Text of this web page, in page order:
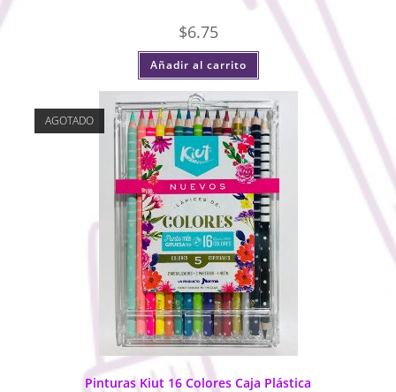
$6.75
Añadir al carrito
AGOTADO
Pinturas Kiut 16 Colores Caja Plástica